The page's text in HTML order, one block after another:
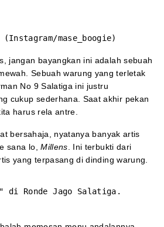
(Instagram/mase_boogie)
jangan bayangkan ini adalah sebuah
Sebuah warung yang terletak
No 9 Salatiga ini justru
cukup sederhana. Saat akhir pekan
harus rela antre.
bersahaja, nyatanya banyak artis
sana lo,Millens . Ini terbukti dari
yang terpasang di dinding warung.
di Ronde Jago Salatiga.